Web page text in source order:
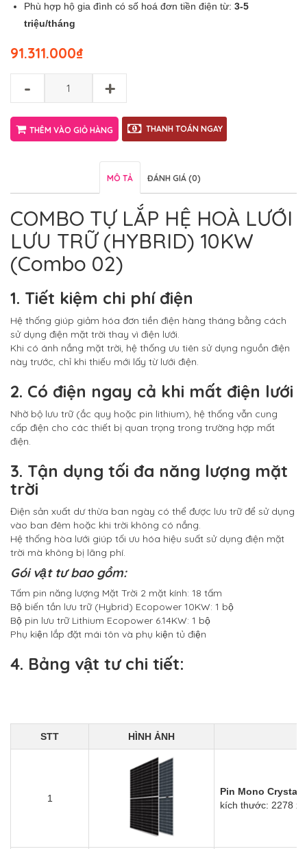
Phù hợp hộ gia đình có số hoá đơn tiền điện từ: 3-5
triệu/tháng
₫
91.311.000
- +
THÊM VÀO GIỎ HÀNG THANH TOÁN NGAY
MÔ TẢ ĐÁNH GIÁ (0)
COMBO TỰ LẮP HỆ HOÀ LƯỚI
LƯU TRỮ (HYBRID) 10KW
(Combo 02)
1. Tiết kiệm chi phí điện
Hệ thống giúp giảm hóa đơn tiền điện hàng tháng bằng cách
sử dụng điện mặt trời thay vì điện lưới.
Khi có ánh nắng mặt trời, hệ thống ưu tiên sử dụng nguồn điện
này trước, chỉ khi thiếu mới lấy từ lưới điện.
2. Có điện ngay cả khi mất điện lưới
Nhờ bộ lưu trữ (ắc quy hoặc pin lithium), hệ thống vẫn cung
cấp điện cho các thiết bị quan trọng trong trường hợp mất
điện.
3. Tận dụng tối đa năng lượng mặt
trời
Điện sản xuất dư thừa ban ngày có thể được lưu trữ để sử dụng
vào ban đêm hoặc khi trời không có nắng.
Hệ thống hòa lưới giúp tối ưu hóa hiệu suất sử dụng điện mặt
trời mà không bị lãng phí.
Gói vật tư bao gồm:
Tấm pin năng lượng Mặt Trời 2 mặt kính: 18 tấm
Bộ biến tần lưu trữ (Hybrid) Ecopower 10KW: 1 bộ
Bộ pin lưu trữ Lithium Ecopower 6.14KW: 1 bộ
Phụ kiện lắp đặt mái tôn và phụ kiện tủ điện
4. Bảng vật tư chi tiết:
STT HÌNH ẢNH
1
Pin Mono Crystal
kích thước: 2278 x